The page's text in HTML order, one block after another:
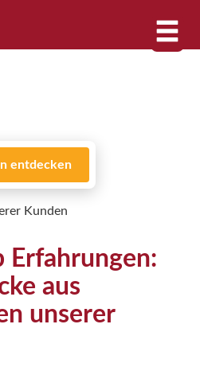
entdecken
Kunden
Erfahrungen:
aus
unserer